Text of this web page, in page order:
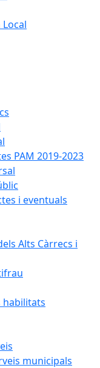
PAM 2019-2023
i eventuals
Alts Càrrecs i
habilitats
municipals